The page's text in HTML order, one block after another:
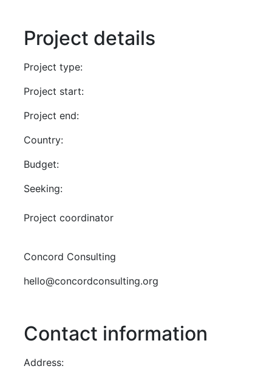
Project details
Project type:
Project start:
Project end:
Country:
Budget:
Seeking:
Project coordinator
Concord Consulting
hello@concordconsulting.org
Contact information
Address: